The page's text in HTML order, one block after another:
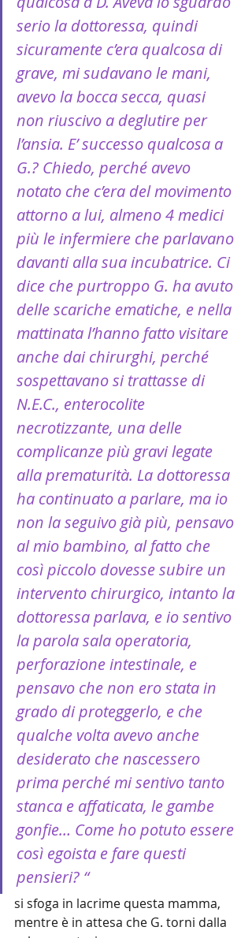
serio la dottoressa, quindi
sicuramente c’era qualcosa di
grave, mi sudavano le mani,
avevo la bocca secca, quasi
non riuscivo a deglutire per
l’ansia. E’ successo qualcosa a
G.? Chiedo, perché avevo
notato che c’era del movimento
attorno a lui, almeno 4 medici
più le infermiere che parlavano
davanti alla sua incubatrice. Ci
dice che purtroppo G. ha avuto
delle scariche ematiche, e nella
mattinata l’hanno fatto visitare
anche dai chirurghi, perché
sospettavano si trattasse di
N.E.C., enterocolite
necrotizzante, una delle
complicanze più gravi legate
alla prematurità. La dottoressa
ha continuato a parlare, ma io
non la seguivo già più, pensavo
al mio bambino, al fatto che
così piccolo dovesse subire un
intervento chirurgico, intanto la
dottoressa parlava, e io sentivo
la parola sala operatoria,
perforazione intestinale, e
pensavo che non ero stata in
grado di proteggerlo, e che
qualche volta avevo anche
desiderato che nascessero
prima perché mi sentivo tanto
stanca e affaticata, le gambe
gonfie… Come ho potuto essere
così egoista e fare questi
pensieri? “
si sfoga in lacrime questa mamma,
mentre è in attesa che G. torni dalla